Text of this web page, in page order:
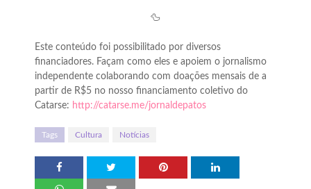
🦆
Este conteúdo foi possibilitado por diversos
financiadores. Façam como eles e apoiem o jornalismo
independente colaborando com doações mensais de a
partir de R$5 no nosso financiamento coletivo do
Catarse: http://catarse.me/jornaldepatos
Tags Cultura Notícias